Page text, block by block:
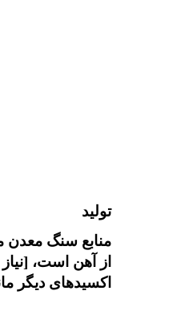
تولید
منابع سنگ معدن
از آهن است،
اکسیدهای دیگر